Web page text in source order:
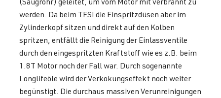
werden. Da beim TFSI die Einspritzdüsen aber im
Zylinderkopf sitzen und direkt auf den Kolben
spritzen, entfällt die Reinigung der Einlassventile
durch den eingespritzten Kraftstoff wie es z.B. beim
1.8T Motor noch der Fall war. Durch sogenannte
Longlifeöle wird der Verkokungseffekt noch weiter
begünstigt. Die durchaus massiven Verunreinigungen